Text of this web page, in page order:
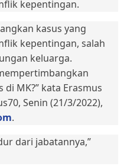
kepentingan.
kasus yang
kepentingan, salah
keluarga.
MK?” kata Erasmus
Senin (21/3/2022),
.
dari jabatannya,”